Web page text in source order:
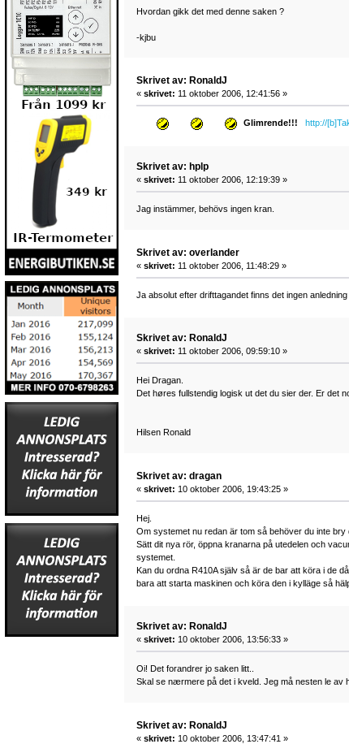
Hvordan gikk det med denne saken ?
-kjbu
Skrivet av: RonaldJ
« skrivet: 11 oktober 2006, 12:41:56 »
Glimrende!!! http://
Skrivet av: hplp
« skrivet: 11 oktober 2006, 12:19:39 »
Jag instämmer, behövs ingen kran.
Skrivet av: overlander
« skrivet: 11 oktober 2006, 11:48:29 »
Ja absolut efter drifttagandet finns det ingen
Skrivet av: RonaldJ
« skrivet: 11 oktober 2006, 09:59:10 »
Hei Dragan.
Det høres fullstendig logisk ut det du sier der. Er det
Hilsen Ronald
Skrivet av: dragan
« skrivet: 10 oktober 2006, 19:43:25 »
Hej.
Om systemet nu redan är tom så behöver du inte bry
Sätt dit nya rör, öppna kranarna på utedelen och
systemet.
Kan du ordna R410A själv så är de bar att köra i de
bara att starta maskinen och köra den i kylläge så
Skrivet av: RonaldJ
« skrivet: 10 oktober 2006, 13:56:33 »
Oi! Det forandrer jo saken litt..
Skal se nærmere på det i kveld. Jeg må nesten le av
Skrivet av: RonaldJ
« skrivet: 10 oktober 2006, 13:47:41 »